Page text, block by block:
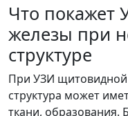
Что покажет
железы при
структуре
При УЗИ
структура может
ткани, образования.